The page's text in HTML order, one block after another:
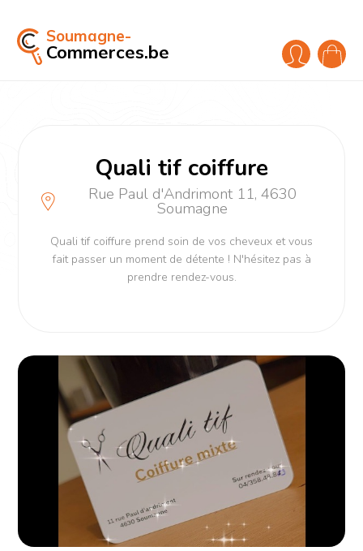
Soumagne-
Commerces.be
Quali tif coiffure
Rue Paul d'Andrimont 11, 4630
Soumagne
Quali tif coiffure prend soin de vos cheveux et vous
fait passer un moment de détente ! N'hésitez pas à
prendre rendez-vous.